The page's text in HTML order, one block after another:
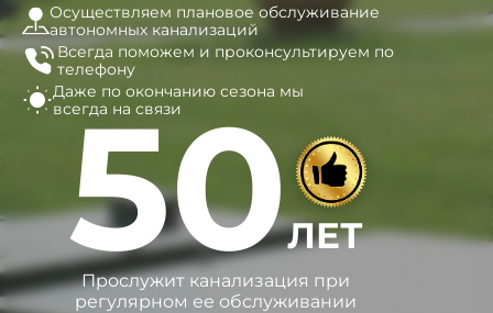
Осуществляем плановое обслуживание
автономных канализаций
Всегда поможем и проконсультируем по
телефону
Даже по окончанию сезона мы
всегда на связи
50ЛЕТ
Прослужит канализация при
регулярном ее обслуживании